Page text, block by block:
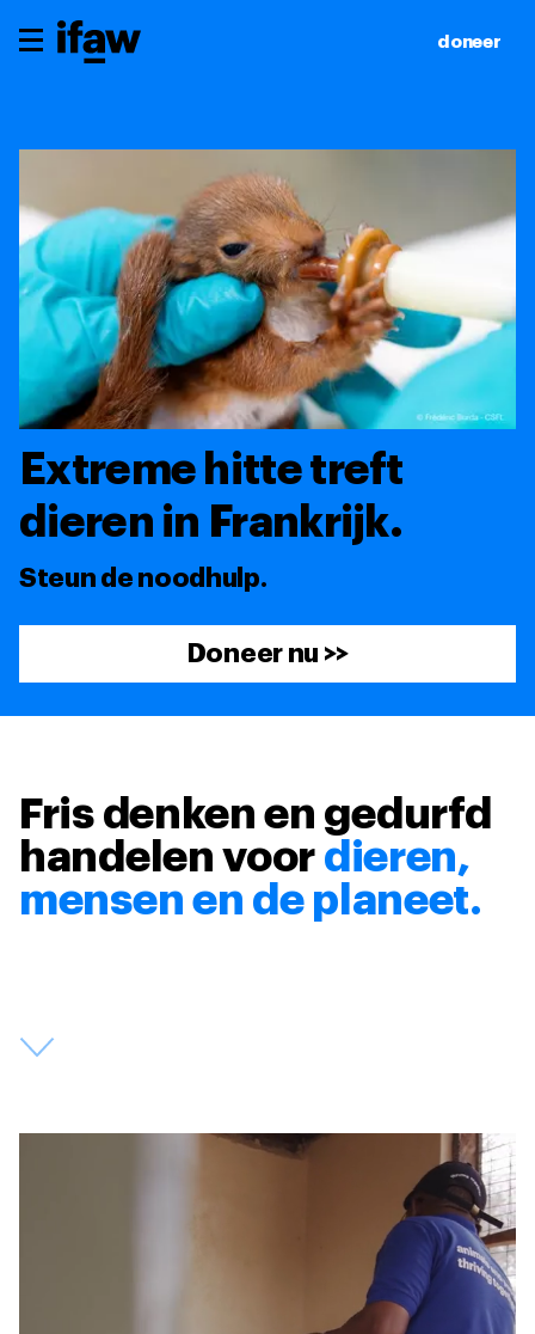
doneer
Extreme hitte treft
dieren in Frankrijk.
Steun de noodhulp.
Doneer nu >>
Fris denken en gedurfd
handelen voor dieren,
mensen en de planeet.